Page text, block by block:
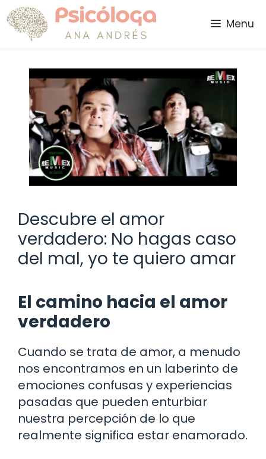
Saltar
al
contenido
Menu
Descubre el amor
verdadero: No hagas caso
del mal, yo te quiero amar
El camino hacia el amor
verdadero
Cuando se trata de amor, a menudo
nos encontramos en un laberinto de
emociones confusas y experiencias
pasadas que pueden enturbiar
nuestra percepción de lo que
realmente significa estar enamorado.